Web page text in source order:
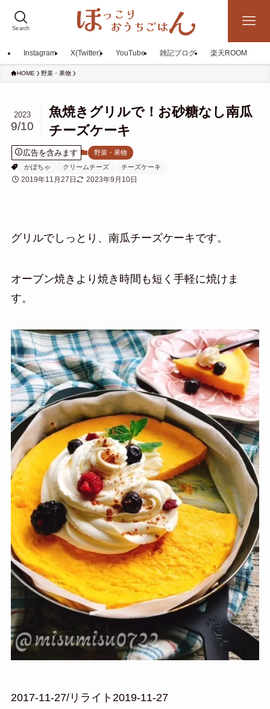
Search
Instagram X(Twitter) YouTube 雑記ブログ 楽天ROOM
HOME 野菜・果物
魚焼きグリルで！お砂糖なし南瓜
チーズケーキ
2023
9/10
広告を含みます
野菜・果物
かぼちゃ
クリームチーズ チーズケーキ
2019年11月27日 2023年9月10日
グリルでしっとり、南瓜チーズケーキです。
オーブン焼きより焼き時間も短く手軽に焼けま
す。
2017-11-27/リライト2019-11-27